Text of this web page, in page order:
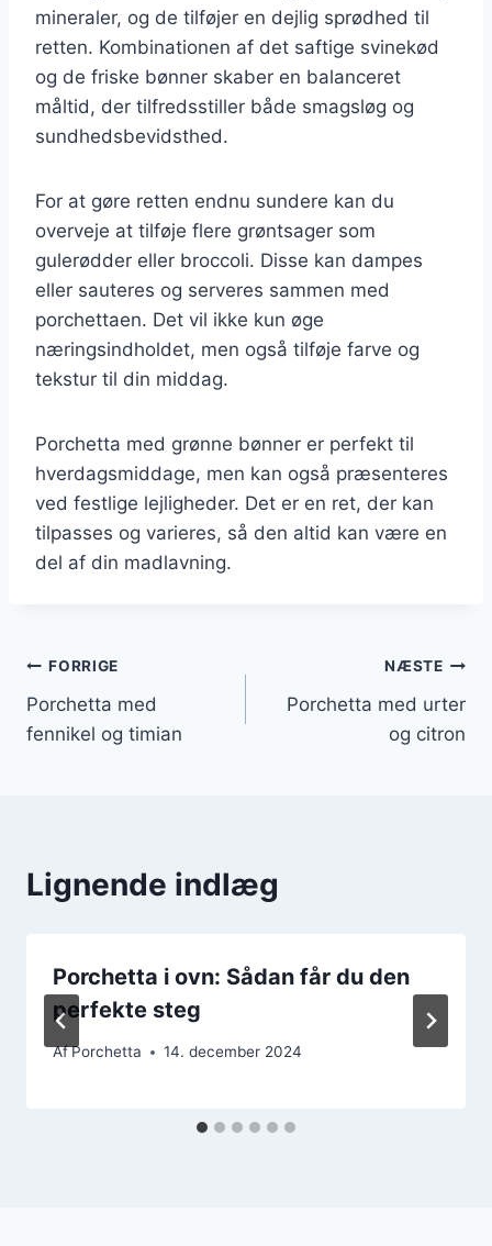
mineraler, og de tilføjer en dejlig sprødhed til
retten. Kombinationen af det saftige svinekød
og de friske bønner skaber en balanceret
måltid, der tilfredsstiller både smagsløg og
sundhedsbevidsthed.
For at gøre retten endnu sundere kan du
overveje at tilføje flere grøntsager som
gulerødder eller broccoli. Disse kan dampes
eller sauteres og serveres sammen med
porchettaen. Det vil ikke kun øge
næringsindholdet, men også tilføje farve og
tekstur til din middag.
Porchetta med grønne bønner er perfekt til
hverdagsmiddage, men kan også præsenteres
ved festlige lejligheder. Det er en ret, der kan
tilpasses og varieres, så den altid kan være en
del af din madlavning.
Indlægsnavigation
FORRIGE
Porchetta med
fennikel og timian
NÆSTE
Porchetta med urter
og citron
Lignende indlæg
Porchetta i ovn: Sådan får du den
perfekte steg
AfPorchetta 14. december 2024